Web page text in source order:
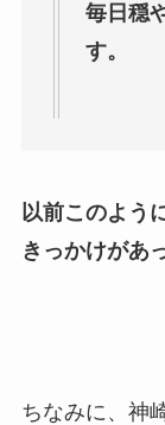
毎日穏
す。
以前このよう
きっかけがあ
ちなみに、神